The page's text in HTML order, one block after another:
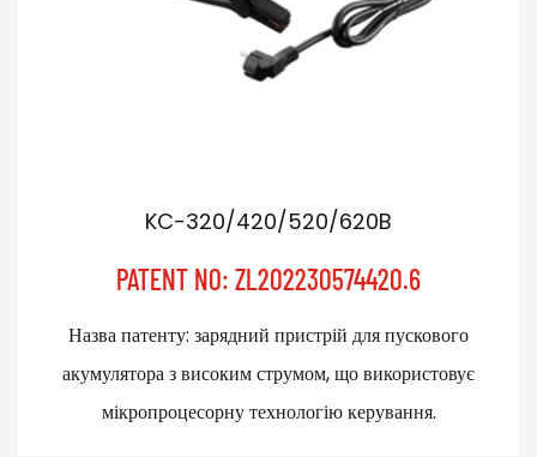
KC-320/420/520/620B
PATENT NO: ZL202230574420.6
Назва патенту: зарядний пристрій для пускового
акумулятора з високим струмом, що використовує
мікропроцесорну технологію керування.